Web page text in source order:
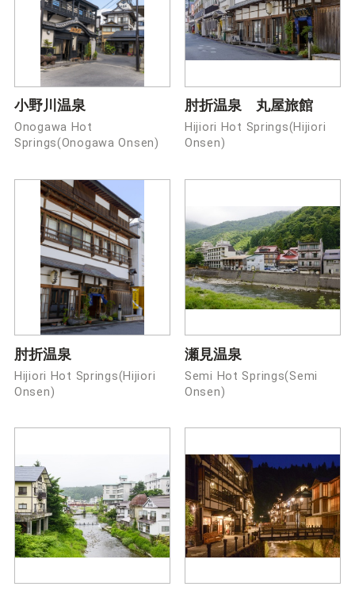
小野川温泉
Onogawa Hot
Springs(Onogawa Onsen)
肘折温泉 丸屋旅館
Hijiori Hot Springs(Hijiori
Onsen)
肘折温泉
Hijiori Hot Springs(Hijiori
Onsen)
瀬見温泉
Semi Hot Springs(Semi
Onsen)